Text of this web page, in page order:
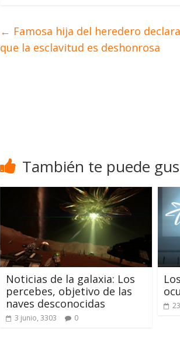
← Famosa hija del heredero declara
que la esclavitud es deshonrosa
También te puede
Noticias de la galaxia: Los
percebes, objetivo de las
naves desconocidas
3 junio, 3303 0